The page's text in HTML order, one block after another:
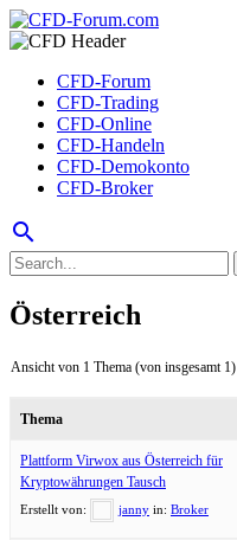
CFD-Forum
CFD-Trading
CFD-Online
CFD-Handeln
CFD-Demokonto
CFD-Broker
search
Österreich
Ansicht von 1 Thema (von insgesamt 1)
Thema
Plattform Virwox aus Österreich für
Kryptowährungen Tausch
Erstellt von: janny in: Broker